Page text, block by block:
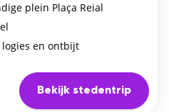
plein Plaça Reial
logies en ontbijt
Bekijk stedentrip